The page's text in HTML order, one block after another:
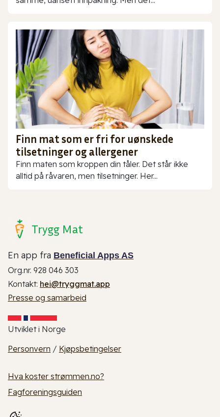
Finn mat som er fri for uønskede
tilsetninger og allergener
Finn maten som kroppen din tåler. Det står ikke
alltid på råvaren, men tilsetninger. Her...
Trygg Mat
En app fra Beneficial Apps AS
Org.nr. 928 046 303
Kontakt: hei@tryggmat.app
Presse og samarbeid
Utviklet i Norge
Personvern / Kjøpsbetingelser
Hva koster strømmen.no?
Fagforeningsguiden